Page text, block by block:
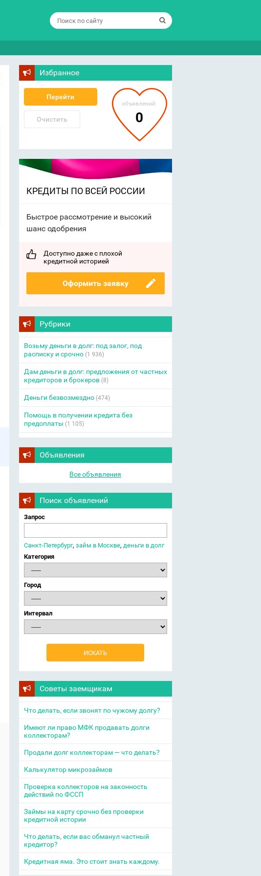
Избранное
Перейти
Очистить
объявлений:
0
КРЕДИТЫ ПО ВСЕЙ РОССИИ
Быстрое рассмотрение и высокий
шанс одобрения
Доступно даже с плохой
кредитной историей
Оформить заявку
Рубрики
Возьму деньги в долг: под залог, под
расписку и срочно(1 936)
Дам деньги в долг: предложения от частных
кредиторов и брокеров(8)
Деньги безвозмездно(474)
Помощь в получении кредита без
предоплаты (1 105)
Объявления
Все объявления
Поиск объявлений
Запрос
Санкт-Петербург, займ в Москве, деньги в долг
Категория
Город
Интервал
Советы заемщикам
Что делать, если звонят по чужому долгу?
Имеют ли право МФК продавать долги
коллекторам?
Продали долг коллекторам — что делать?
Калькулятор микрозаймов
Проверка коллекторов на законность
действий по ФССП
Займы на карту срочно без проверки
кредитной истории
Что делать, если вас обманул частный
кредитор?
Кредитная яма. Это стоит знать каждому.